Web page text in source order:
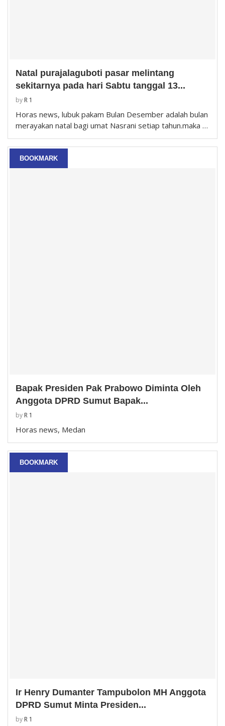
Natal purajalaguboti pasar melintang
sekitarnya pada hari Sabtu tanggal 13...
by R 1
Horas news, lubuk pakam Bulan Desember adalah bulan
merayakan natal bagi umat Nasrani setiap tahun.maka …
BOOKMARK
Bapak Presiden Pak Prabowo Diminta Oleh
Anggota DPRD Sumut Bapak...
by R 1
Horas news, Medan
BOOKMARK
Ir Henry Dumanter Tampubolon MH Anggota
DPRD Sumut Minta Presiden...
by R 1